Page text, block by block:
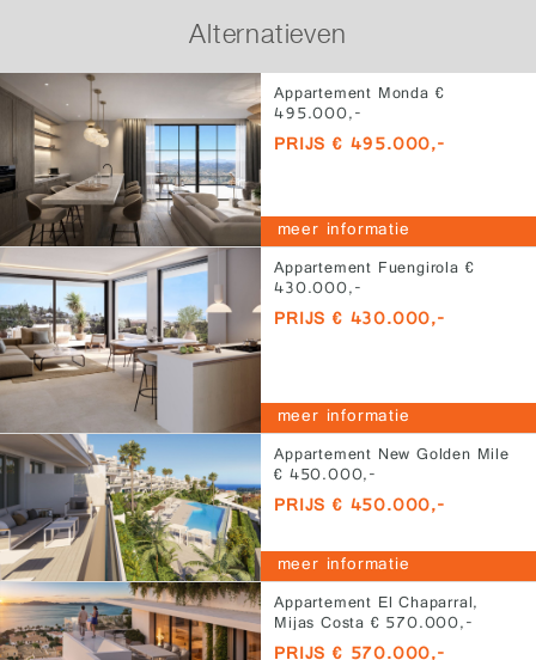
Alternatieven
Appartement Monda €
495.000,-
PRIJS € 495.000,-
meer informatie
Appartement Fuengirola €
430.000,-
PRIJS € 430.000,-
meer informatie
Appartement New Golden Mile
€ 450.000,-
PRIJS € 450.000,-
meer informatie
Appartement El Chaparral,
Mijas Costa € 570.000,-